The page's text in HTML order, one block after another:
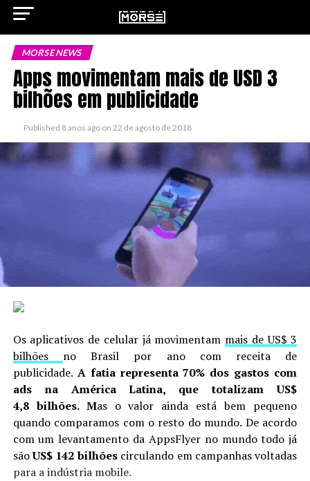
MORSE NEWS
Apps movimentam mais de USD 3
bilhões em publicidade
Published 8 anos ago on 22 de agosto de 2018
Os aplicativos de celular já movimentam mais de US$ 3
bilhões no Brasil por ano com receita de
publicidade. A fatia representa 70% dos gastos com
ads na América Latina, que totalizam US$
4,8 bilhões. Mas o valor ainda está bem pequeno
quando comparamos com o resto do mundo. De acordo
com um levantamento da AppsFlyer no mundo todo já
sãoUS$ 142 bilhões circulando em campanhas voltadas
para a indústria mobile.